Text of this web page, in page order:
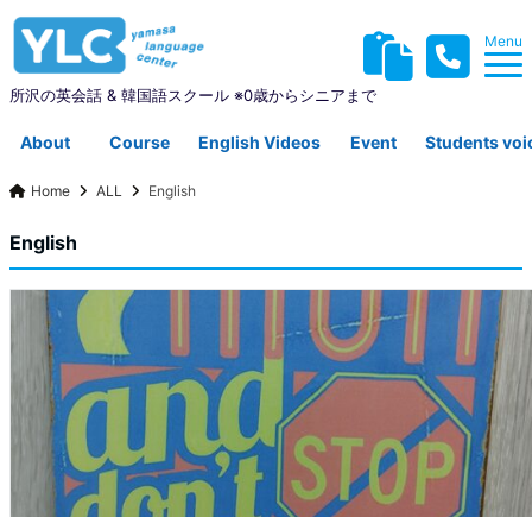
所沢の英会話 & 韓国語スクール ※0歳からシニアまで
Menu
About
YLCについて
Course
コース紹介
English Videos Event Students
Home ALL English
English